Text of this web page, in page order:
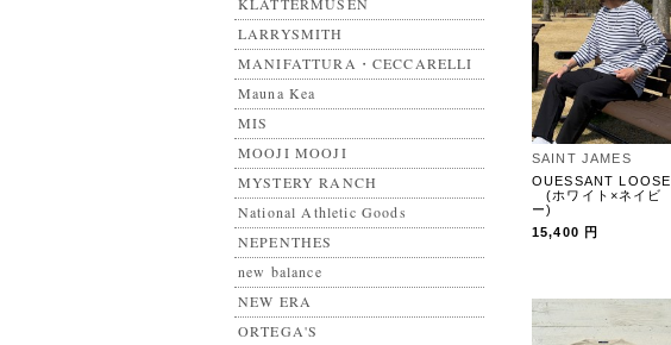
LARRYSMITH
MANIFATTURA・CECCARELLI
Mauna Kea
MIS
MOOJI MOOJI
MYSTERY RANCH
National Athletic Goods
NEPENTHES
new balance
NEW ERA
ORTEGA'S
SAINT JAMES
OUESSANT LOOSE
(ホワイト×ネイビ
ー)
15,400 円